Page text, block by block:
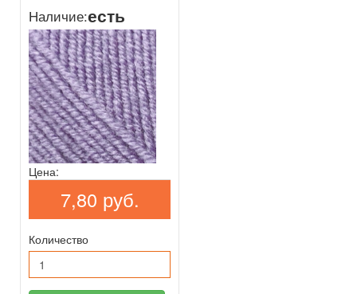
Наличие:есть
Цена:
7,80 руб.
Количество